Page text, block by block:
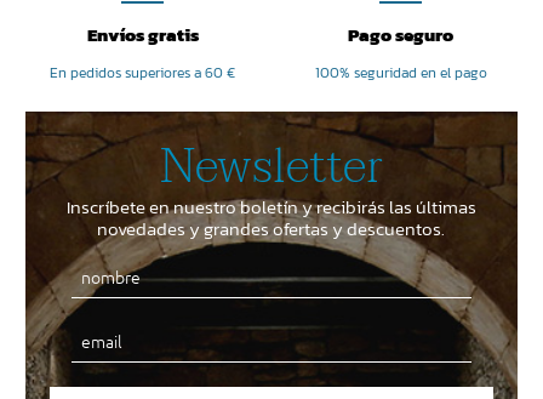
Envíos gratis
En pedidos superiores a 60 €
Pago seguro
100% seguridad en el pago
Newsletter
Inscríbete en nuestro boletín y recibirás las últimas
novedades y grandes ofertas y descuentos.
Email